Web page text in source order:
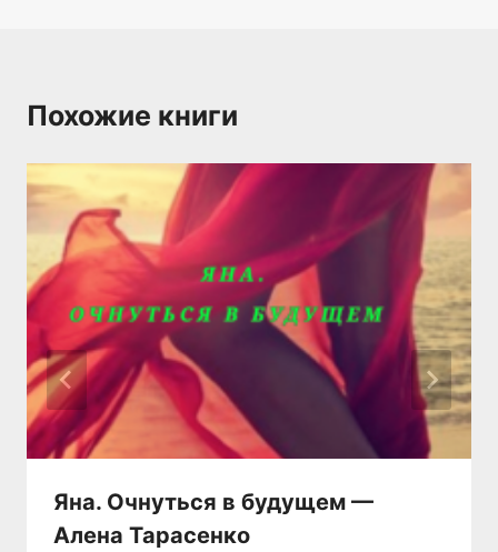
Похожие книги
Яна. Очнуться в будущем —
Алена Тарасенко